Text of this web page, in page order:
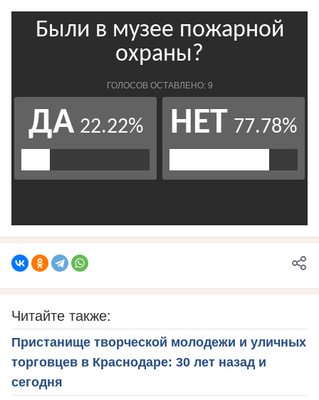
Читайте также:
Пристанище творческой молодежи и уличных
торговцев в Краснодаре: 30 лет назад и
сегодня